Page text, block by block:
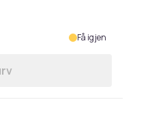
Få igjen
Dualsenses Ultra